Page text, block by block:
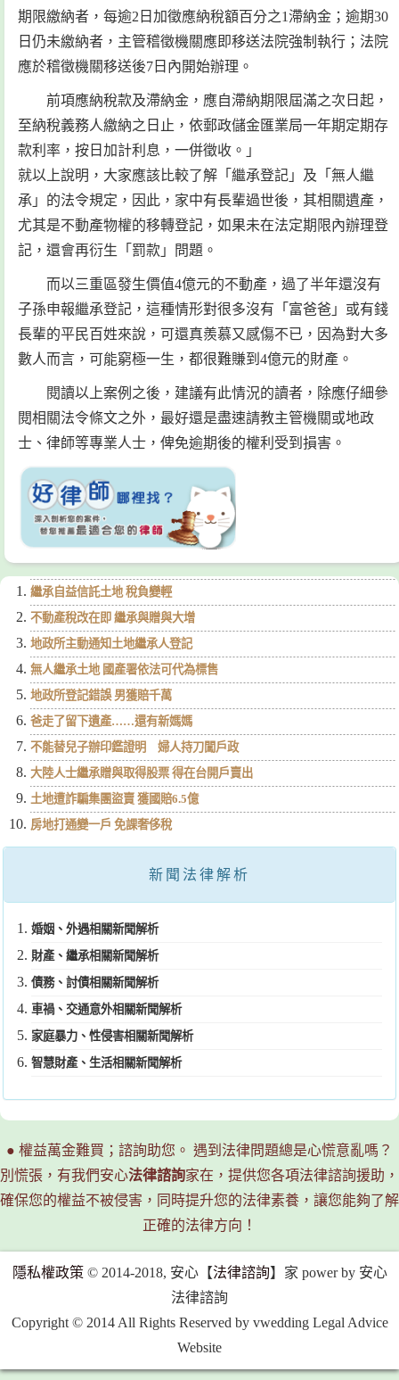
繼承自益信託土地 稅負變輕
不動產稅改在即 繼承與贈與大增
地政所主動通知土地繼承人登記
無人繼承土地 國產署依法可代為標售
地政所登記錯誤 男獲賠千萬
爸走了留下遺產……還有新媽媽
不能替兒子辦印鑑證明 婦人持刀闖戶政
大陸人士繼承贈與取得股票 得在台開戶賣出
土地遭詐騙集團盜賣 獲國賠6.5億
房地打通變一戶 免課奢侈稅
新聞法律解析
婚姻、外遇相關新聞解析
財產、繼承相關新聞解析
債務、討債相關新聞解析
車禍、交通意外相關新聞解析
家庭暴力、性侵害相關新聞解析
智慧財產、生活相關新聞解析
期限繳納者，每逾2日加徵應納稅額百分之1滯納金；逾期30
日仍未繳納者，主管稽徵機關應即移送法院強制執行；法院
應於稽徵機關移送後7日內開始辦理。
前項應納稅款及滯納金，應自滯納期限屆滿之次日起，
至納稅義務人繳納之日止，依郵政儲金匯業局一年期定期存
款利率，按日加計利息，一併徵收。」
就以上說明，大家應該比較了解「繼承登記」及「無人繼
承」的法令規定，因此，家中有長輩過世後，其相關遺產，
尤其是不動產物權的移轉登記，如果未在法定期限內辦理登
記，還會再衍生「罰款」問題。
而以三重區發生價值4億元的不動產，過了半年還沒有
子孫申報繼承登記，這種情形對很多沒有「富爸爸」或有錢
長輩的平民百姓來說，可還真羨慕又感傷不已，因為對大多
數人而言，可能窮極一生，都很難賺到4億元的財產。
閱讀以上案例之後，建議有此情況的讀者，除應仔細參
閱相關法令條文之外，最好還是盡速請教主管機關或地政
士、律師等專業人士，俾免逾期後的權利受到損害。
● 權益萬金難買；諮詢助您。 遇到法律問題總是心慌意亂嗎？
別慌張，有我們安心法律諮詢家在，提供您各項法律諮詢援助，
確保您的權益不被侵害，同時提升您的法律素養，讓您能夠了解
正確的法律方向！
隱私權政策 © 2014-2018, 安心【法律諮詢】家 power by 安心
法律諮詢
Copyright © 2014 All Rights Reserved by vwedding Legal Advice
Website